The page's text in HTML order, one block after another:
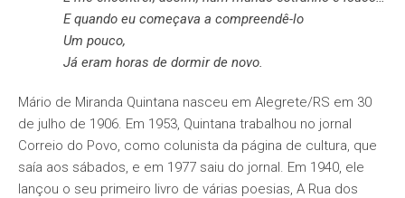
E quando eu começava a compreendê-lo
Um pouco,
Já eram horas de dormir de novo.
Mário de Miranda Quintana nasceu em Alegrete/RS em 30
de julho de 1906. Em 1953, Quintana trabalhou no jornal
Correio do Povo, como colunista da página de cultura, que
saía aos sábados, e em 1977 saiu do jornal. Em 1940, ele
lançou o seu primeiro livro de várias poesias, A Rua dos